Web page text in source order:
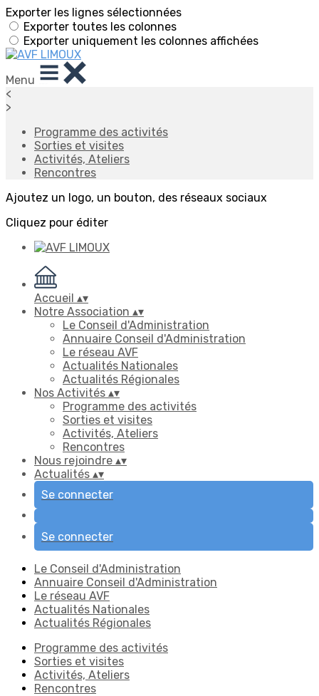
Exporter les lignes sélectionnées
Exporter toutes les colonnes
Exporter uniquement les colonnes affichées
Menu
<
>
Programme des activités
Sorties et visites
Activités, Ateliers
Rencontres
Ajoutez un logo, un bouton, des réseaux sociaux
Cliquez pour éditer
Accueil ▴▾
Notre Association ▴▾
Le Conseil d'Administration
Annuaire Conseil d'Administration
Le réseau AVF
Actualités Nationales
Actualités Régionales
Nos Activités ▴▾
Programme des activités
Sorties et visites
Activités, Ateliers
Rencontres
Nous rejoindre ▴▾
Actualités ▴▾
Se connecter
Se connecter
Le Conseil d'Administration
Annuaire Conseil d'Administration
Le réseau AVF
Actualités Nationales
Actualités Régionales
Programme des activités
Sorties et visites
Activités, Ateliers
Rencontres